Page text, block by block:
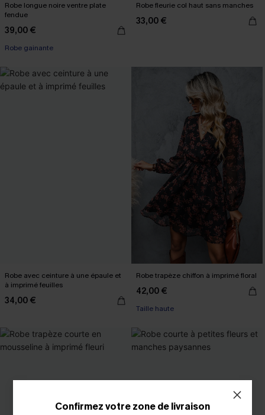
Robe longue noire ventre plate
fendue
39,00 €
Robe gainante
Robe fleurie col haut sans manches
33,00 €
Robe avec ceinture à une épaule et
à imprimé feuilles
34,00 €
Robe trapèze chiffon à imprimé floral
42,00 €
Taille haute
Confirmez votre zone de livraison